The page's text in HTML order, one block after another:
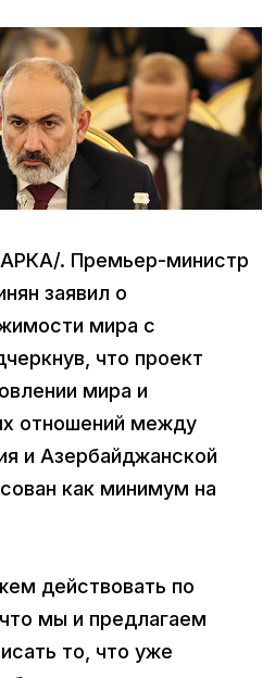
. Премьер-министр
заявил о
мира с
что проект
мира и
отношений между
и Азербайджанской
как минимум на
действовать по
мы и предлагаем
то, что уже